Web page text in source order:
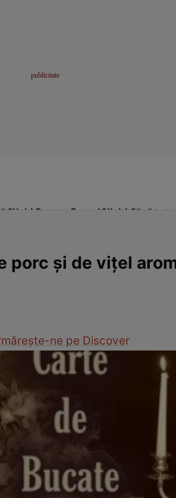
Click! Pentru FemeiClick! Sănătate
porc şi de viţel
ne pe Discover